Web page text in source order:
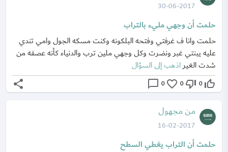
30-06-2017
حلمت أن وجهي مليء بالتراب
حلمت وانا ف غرفتي وفتحه البلكونه وكنت مسكه الجول وامي تندي
عليه يبنتي غبر ونضرت وكل وجهي ملين ترب والدنياء كأنه عصفه من
شدت الغيراذهب إلى السؤال
thumb_up_off_alt
0
thumb_down_off_alt
0
favorite_border
0
chat_bubble_outline
share
من مجهول
16-02-2017
حلمت أن التراب يغطي السطح